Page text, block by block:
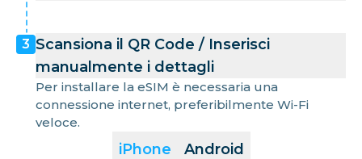
iPhone Android
3 Scansiona il QR Code / Inserisci
manualmente i dettagli
Per installare la eSIM è necessaria una
connessione internet, preferibilmente Wi-Fi
veloce.